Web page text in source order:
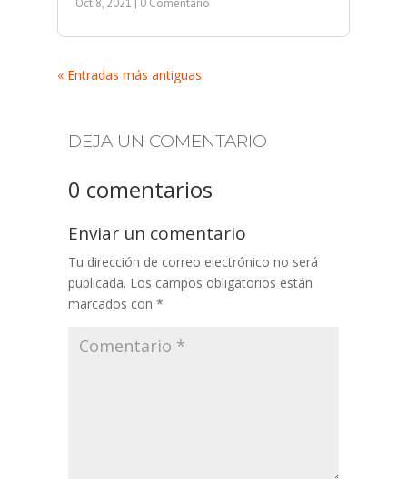
Oct 8, 2021 | 0 Comentario
« Entradas más antiguas
DEJA UN COMENTARIO
0 comentarios
Enviar un comentario
Tu dirección de correo electrónico no será
publicada. Los campos obligatorios están
marcados con *